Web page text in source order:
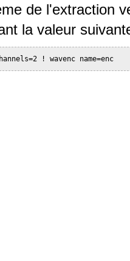
de l'extraction
la valeur
! wavenc name=enc